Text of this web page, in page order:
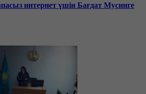
интернет үшін Бағдат Мусинге